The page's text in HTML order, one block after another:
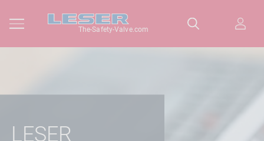
The-Safety-Valve.com
LESER